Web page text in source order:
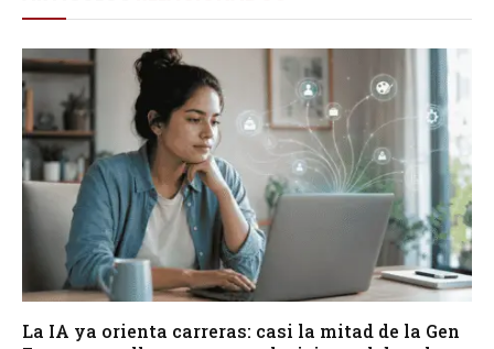
La IA ya orienta carreras: casi la mitad de la Gen